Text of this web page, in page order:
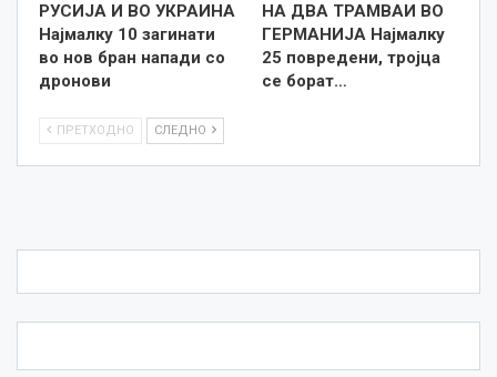
РУСИЈА И ВО УКРАИНА
Најмалку 10 загинати
во нов бран напади со
дронови
НА ДВА ТРАМВАИ ВО
ГЕРМАНИЈА Најмалку
25 повредени, тројца
се борат…
ПРЕТХОДНО СЛЕДНО